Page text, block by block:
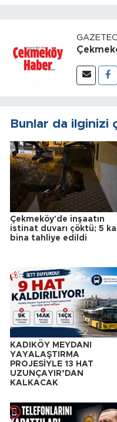
GAZETECI
Bunlar da ilginizi
Çekmeköy'de inşaatın
istinat duvarı çöktü; 5
bina tahliye edildi
KADIKÖY MEYDANI
YAYALAŞTIRMA
PROJESİYLE 13 HAT
UZUNÇAYIR’DAN
KALKACAK